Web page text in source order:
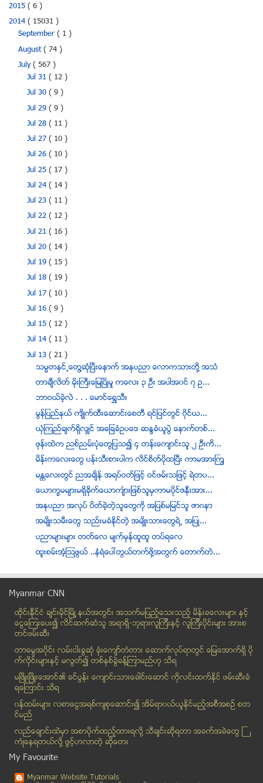
2015 ( 6 )
2014 ( 15031 )
September ( 1 )
August( 74 )
July( 567 )
Jul 31( 12 )
Jul 30( 9 )
Jul 29( 9 )
Jul 28( 11 )
Jul 27( 10 )
Jul 26( 10 )
Jul 25( 17 )
Jul 24( 14 )
Jul 23( 11 )
Jul 22( 12 )
Jul 21( 16 )
Jul 20( 14 )
Jul 19( 15 )
Jul 18( 19 )
Jul 17( 10 )
Jul 16( 9 )
Jul 15( 12 )
Jul 14( 11 )
Jul 13( 21 )
သမၼတႏွင္႕ေတြ႔ဆုံၿပီးေနာက္ အႏုပညာ ေလာကသားတုိ့ အသံ
တာခ်ီလိတ္ မိုးႀကီးေျမၿပိဳမႈ ကေလး ၃ ဦး အပါအ၀င္ ၇ ဥ...
ဘာဝယ္ခဲ့လဲ . . . ေမာင္ေရႊသီး
မြန္ျပည္နယ္ က်ိဳက္ထီးေဆာင္းေစတီ ရင္ျပင္တြင္ ၀ိုင္ယ...
ယံုၾကည္ခ်က္ရွိလွ်င္ အေျခခံဥပေဒ ဆႏၵခံယူပြဲ ေနာက္တစ္...
ဖုန္းထဲက ညစ္ညမ္းပံုေတြျပသ၍ ၄ တန္းေက်ာင္းသူ ၂ ဦးကိ...
မိန္းကေလးေတြ ပန္းသီးစားပါက လိင္စိတ္ပိုထၿပီး ကာမအားႀကြ
မႏၲေလးတြင္ ညအခ်ိန္ အရပ္ဝတ္ျဖင့္ ဝင္ဖမ္းသျဖင့္ ရဲတပ...
ေယာကၡမမ်ားမရွိခိုက္ေယာက်ၤားျဖစ္သူမွကာမပိုင္ဇနီးအား...
အႏုပညာ အလုပ္ ပိတ္ခဲ့တဲ့သူေတြကို အျပစ္မျမင္သူ ဇာဂနာ
အမ်ိဳးသမီးေတြ သည္းမခံႏိုင္တဲ့ အမ်ိဳးသားေတြရဲ႕ အျပဳ...
ပညာမ်ားမ်ား တတ္ေလ မ်က္မွန္ထူထူ တပ္ရေလ
ထူးစမ္းအ့ံၾသဖြယ္ ..နံရံေပၚတြယ္တက္ဖို႔အတြက္ ေတာက္တဲ...
အခ်င္းဝက္ ၃ စင္တီမီတာအထိ လိပ္ထားႏိုင္မည့္ TV panel...
ပုဂၢလိက၀န္ထမ္းမ်ားလည္း တစ္ပတ္လွ်င္တစ္ရက္ နားရက္ရေတ...
ၿပံဳးအလွပိုင္ရွင္ျဖစ္ေစမယ့္ နည္းလမ္း(၁၀)မ်ိဳး
ေက်ာက္ေတာ္ ေတာင္ေဘြတြင္ ဘုရားဦးေတာ္မ်ားဖ်က္ဆီးခံရ
Facebook ေပၚတြင္ စူးစမ္းဆင္ျခင္မႈ အားနည္းသူ အမ်ားအ...
႐ုပ္ရွင္၊ ဂီတ၊ သဘင္အတြက္ အလွဴခံကာ က်ပ္သိန္း ၁၀၀၀ စ...
Jul 12
( 19 )
Jul 11
Jul 10( 13 )
Jul 09( 22 )
Jul 08( 22 )
Jul 07( 26 )
Myanmar CNN
ထိုင္းနို္င္ငံ ခ်င္းမိုင္ျမိဳ ့နယ္အတြင္း အသက္မျပည့္ေသးသည့္ မိန္းခေလးမ်ား နွင့္
ေငြေၾကးေပး၍ လိင္ဆက္ဆံသူ အရာရွိ-ဘုရားလူၾကီးနွင့္ လူၾကီးပိုင္းမ်ား အားစ
တင္ဖမ္းဆီး
တာေမြအ၀ိုင္း လမ္းငါးခြဆံု ခံုးေက်ာ္တံတား ေဆာက္လုပ္ရာတြင္ ေျမေအာက္ရွိ ပို
က္လိုင္းမ်ားႏွင့္ မလြတ္၍ တစ္ႏွစ္ခြဲခန္႔ၾကာမည္ဟု သိရ
မၿဖိဳးၿဖိဳးေအာင္၏ ခင္ပြန္း ေက်ာင္းသားေခါင္းေဆာင္ ကိုလင္းထက္ႏိုင္ ဖမ္းဆီးခံ
ရေၾကာင္း သိရ
၀န္ထမ္းမ်ား လစာေငြအရစ္က်စုေဆာင္း၍ အိမ္ရာ၀ယ္ယူႏုိင္မည့္အစီအစဥ္ စတ
င္မည္
လည္ေခ်ာင္းထဲမွာ အစာပိုက္ထည့္ထားရလုိ႔ သီခ်င္းဆုိရတာ အခက္အခဲေတြ ႀ
ကံဳေနရတယ္လို႔ ဖြင့္ဟလာတဲ့ ဆုိေတး
My Favourite
Myanmar Website Tutorials